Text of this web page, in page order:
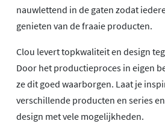
nauwlettend in de gaten zodat
genieten van de fraaie producten.
Clou levert topkwaliteit en design
Door het productieproces in eigen
ze dit goed waarborgen. Laat je
verschillende producten en series
design met vele mogelijkheden.